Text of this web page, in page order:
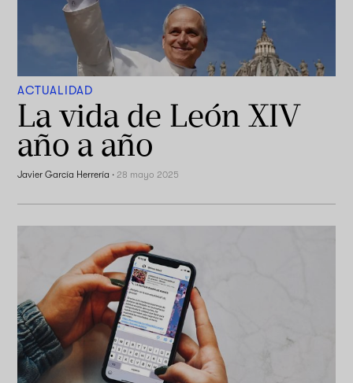
ACTUALIDAD
La vida de León XIV
año a año
Javier García Herrería ·28 mayo 2025